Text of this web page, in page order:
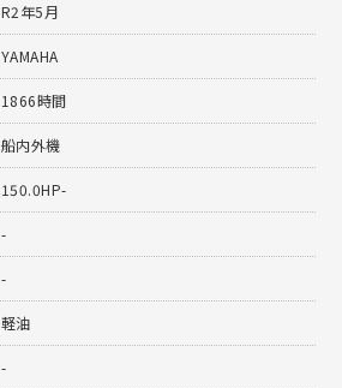
R2年5月
YAMAHA
1866時間
船内外機
150.0HP-
-
-
軽油
-